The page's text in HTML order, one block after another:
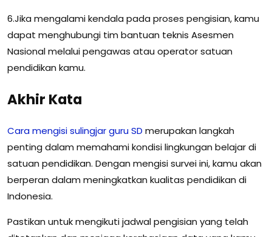
6.Jika mengalami kendala pada proses pengisian, kamu
dapat menghubungi tim bantuan teknis Asesmen
Nasional melalui pengawas atau operator satuan
pendidikan kamu.
Akhir Kata
Cara mengisi sulingjar guru SD merupakan langkah
penting dalam memahami kondisi lingkungan belajar di
satuan pendidikan. Dengan mengisi survei ini, kamu akan
berperan dalam meningkatkan kualitas pendidikan di
Indonesia.
Pastikan untuk mengikuti jadwal pengisian yang telah